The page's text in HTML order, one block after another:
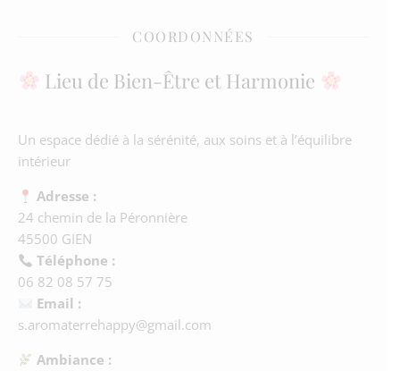
COORDONNÉES
Lieu de Bien-Être et Harmonie
Un espace dédié à la sérénité, aux soins et à l’équilibre
intérieur
Adresse :
24 chemin de la Péronnière
45500 GIEN
Téléphone :
06 82 08 57 75
Email :
s.aromaterrehappy@gmail.com
Ambiance :